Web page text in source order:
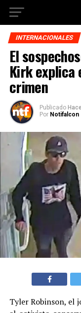
INTERNACIONALES
El
Kirk explica
crimen
Publicado
Por Notifalcon
Tyler Robinson, el